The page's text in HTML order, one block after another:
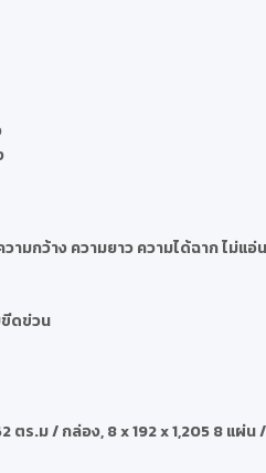
มกว้าง ความยาว ความได้ฉาก ไม่แอ่
ดข่วน
ตร.ม / กล่อง,8 x 192 x 1,205 8 แผ่น